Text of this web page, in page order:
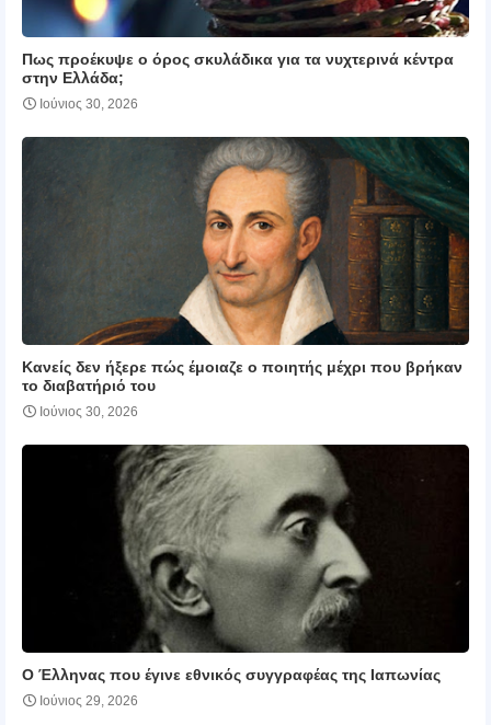
Πως προέκυψε ο όρος σκυλάδικα για τα νυχτερινά κέντρα
στην Ελλάδα;
Ιούνιος 30, 2026
Κανείς δεν ήξερε πώς έμοιαζε ο ποιητής μέχρι που βρήκαν
το διαβατήριό του
Ιούνιος 30, 2026
Ο Έλληνας που έγινε εθνικός συγγραφέας της Ιαπωνίας
Ιούνιος 29, 2026